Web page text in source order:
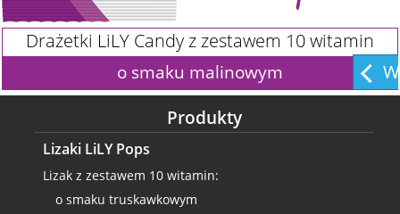
Drażetki LiLY Candy z zestawem 10 witamin
o smaku malinowym
Produkty
Lizaki LiLY Pops
Lizak z zestawem 10 witamin:
o smaku truskawkowym